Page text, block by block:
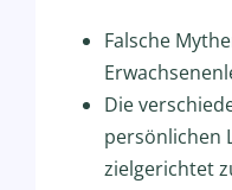
Falsche
Die
persönlichen
zielgerichtet